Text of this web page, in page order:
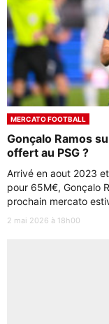
MERCATO FOOTBALL
Gonçalo Ramos
offert au PSG ?
Arrivé en aout 2023
pour 65M€, Gonçalo
prochain mercato
2 mai 2026 à 18h00